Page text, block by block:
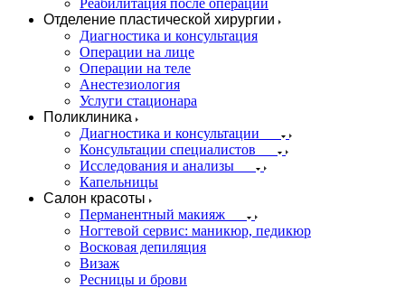
Реабилитация после операций
Отделение пластической хирургии
Диагностика и консультация
Операции на лице
Операции на теле
Анестезиология
Услуги стационара
Поликлиника
Диагностика и консультации
Консультации специалистов
Исследования и анализы
Капельницы
Салон красоты
Перманентный макияж
Ногтевой сервис: маникюр, педикюр
Восковая депиляция
Визаж
Ресницы и брови